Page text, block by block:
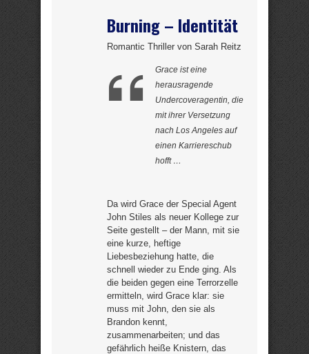
Burning – Identität
Romantic Thriller von Sarah Reitz
Grace ist eine
herausragende
Undercoveragentin, die
mit ihrer Versetzung
nach Los Angeles auf
einen Karriereschub
hofft …
Da wird Grace der Special Agent
John Stiles als neuer Kollege zur
Seite gestellt – der Mann, mit sie
eine kurze, heftige
Liebesbeziehung hatte, die
schnell wieder zu Ende ging. Als
die beiden gegen eine Terrorzelle
ermitteln, wird Grace klar: sie
muss mit John, den sie als
Brandon kennt,
zusammenarbeiten; und das
gefährlich heiße Knistern, das